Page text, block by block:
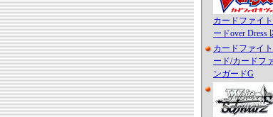
カードファイ
ードover Dress
カードファイ
ード/カードフ
ンガードG